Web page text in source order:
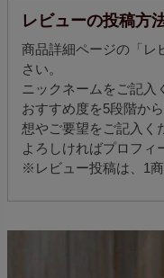
レビューの投稿方
商品詳細ページの「レ
さい。
ニックネームをご記入
おすすめ度を5段階か
想やご要望をご記入く
よろしければプロフィ
※レビュー投稿は、1